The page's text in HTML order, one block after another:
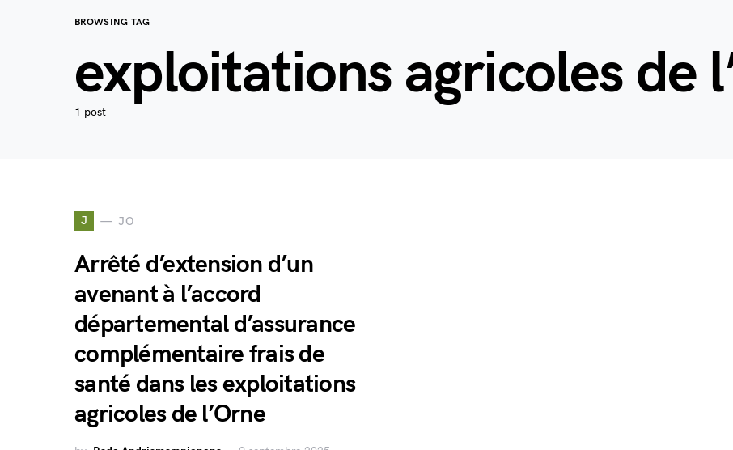
BROWSING TAG
exploitations agricoles de
1 post
J JO
Arrêté d’extension d’un
avenant à l’accord
départemental d’assurance
complémentaire frais de
santé dans les exploitations
agricoles de l’Orne